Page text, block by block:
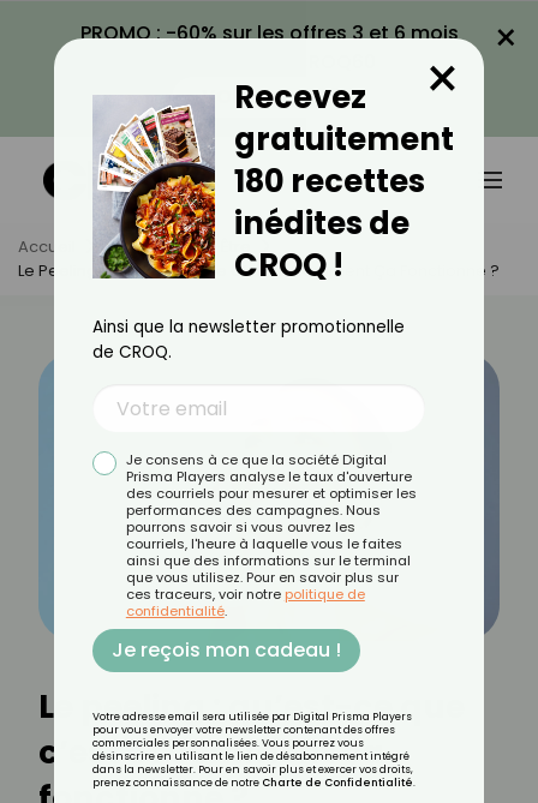
PROMO : -60% sur les offres 3 et 6 mois
VOIR LA PROMO
×
Accueil Actus
Bien-Être
Le Peeling : Qu’est-Ce Que C’est Et Comment Ça Fonctionne ?
Le peeling : qu’est-ce que
c’est et comment ça
Recevez
gratuitement
180 recettes
inédites de
CROQ !
×
Ainsi que la newsletter promotionnelle
de CROQ.
Je consens à ce que la société Digital
Prisma Players analyse le taux d'ouverture
des courriels pour mesurer et optimiser les
performances des campagnes. Nous
pourrons savoir si vous ouvrez les
courriels, l'heure à laquelle vous le faites
ainsi que des informations sur le terminal
que vous utilisez. Pour en savoir plus sur
ces traceurs, voir notre politique de
confidentialité.
Je reçois mon cadeau !
Votre adresse email sera utilisée par Digital Prisma Players
pour vous envoyer votre newsletter contenant des offres
commerciales personnalisées. Vous pourrez vous
désinscrire en utilisant le lien de désabonnement intégré
dans la newsletter. Pour en savoir plus et exercer vos droits,
prenez connaissance de notre Charte de Confidentialité.